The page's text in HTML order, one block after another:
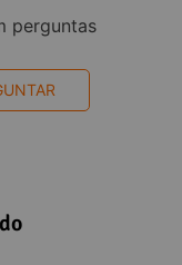
perguntas